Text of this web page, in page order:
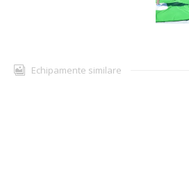
Echipamente similare